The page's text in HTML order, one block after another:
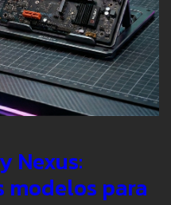
Nexus:
modelos para